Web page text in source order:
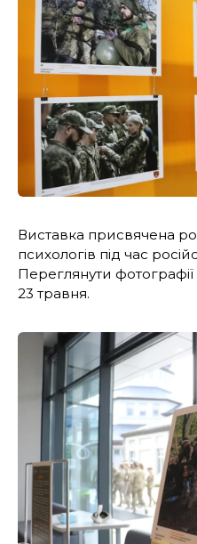
Виставка присвячена
психологів під час
Переглянути
23 травня.